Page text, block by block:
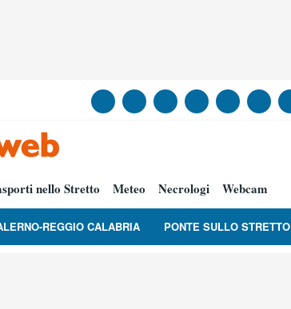
nello Stretto Meteo Necrologi Webcam
REGGIO CALABRIA PONTE SULLO STRETTO